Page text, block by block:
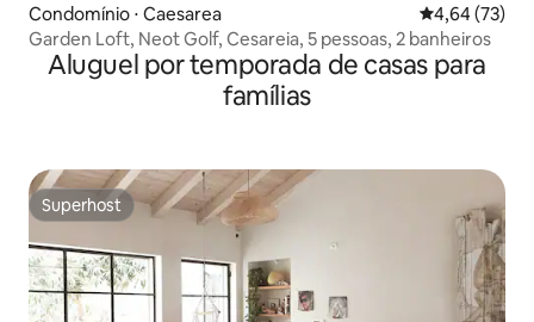
Condomínio ⋅ Caesarea 4,64 de uma
4,64 (73)
Garden Loft, Neot Golf, Cesareia, 5 pessoas, 2 banheiros
Aluguel por temporada de casas para
famílias
Superhost
Superhost